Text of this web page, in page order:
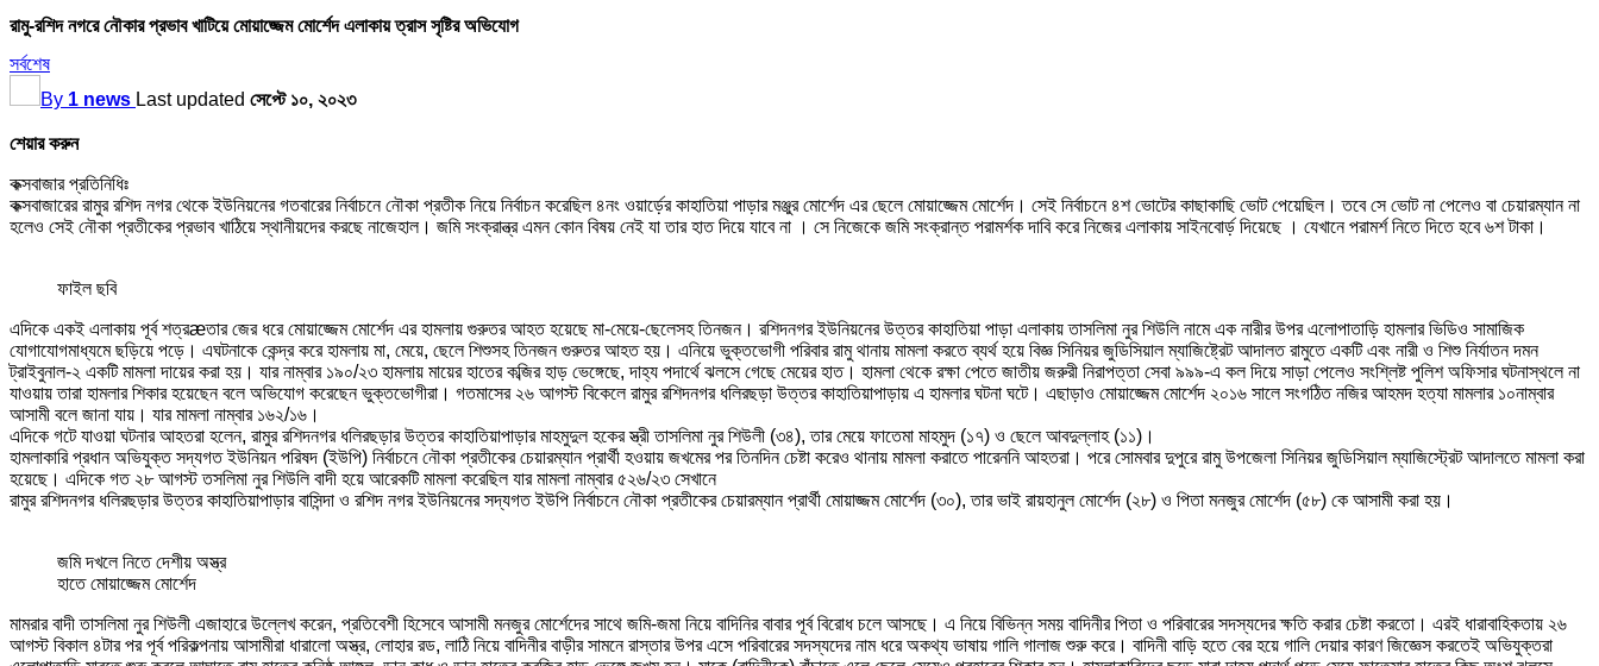
রামু-রশিদ নগরে নৌকার প্রভাব খাটিয়ে মোয়াজ্জেম মোর্শেদ এলাকায় ত্রাস সৃষ্টির অভিযোগ
সর্বশেষ
By 1 news Last updated সেপ্টে ১০, ২০২৩
শেয়ার করুন
কক্সবাজার প্রতিনিধিঃ
কক্সবাজারের রামুর রশিদ নগর থেকে ইউনিয়নের গতবারের নির্বাচনে নৌকা প্রতীক নিয়ে নির্বাচন করেছিল ৪নং ওয়ার্ড়ের কাহাতিয়া পাড়ার মঞ্জুর মোর্শেদ এর ছেলে মোয়াজ্জেম মোর্শেদ। সেই নির্বাচনে ৪শ ভোটের কাছাকাছি ভোট পেয়েছিল। তবে সে ভোট না পেলেও বা চেয়ারম্যান না
হলেও সেই নৌকা প্রতীকের প্রভাব খাঠিয়ে স্থানীয়দের করছে নাজেহাল। জমি সংক্রান্ত্র এমন কোন বিষয় নেই যা তার হাত দিয়ে যাবে না । সে নিজেকে জমি সংক্রান্ত পরামর্শক দাবি করে নিজের এলাকায় সাইনবোর্ড় দিয়েছে । যেখানে পরামর্শ নিতে দিতে হবে ৬শ টাকা।
ফাইল ছবি
এদিকে একই এলাকায় পূর্ব শত্রæতার জের ধরে মোয়াজ্জেম মোর্শেদ এর হামলায় গুরুতর আহত হয়েছে মা-মেয়ে-ছেলেসহ তিনজন। রশিদনগর ইউনিয়নের উত্তর কাহাতিয়া পাড়া এলাকায় তাসলিমা নুর শিউলি নামে এক নারীর উপর এলোপাতাড়ি হামলার ভিডিও সামাজিক
যোগাযোগমাধ্যমে ছড়িয়ে পড়ে। এঘটনাকে কেন্দ্র করে হামলায় মা, মেয়ে, ছেলে শিশুসহ তিনজন গুরুতর আহত হয়। এনিয়ে ভুক্তভোগী পরিবার রামু থানায় মামলা করতে ব্যর্থ হয়ে বিজ্ঞ সিনিয়র জুডিসিয়াল ম্যাজিষ্ট্রেট আদালত রামুতে একটি এবং নারী ও শিশু নির্যাতন দমন
ট্রাইবুনাল-২ একটি মামলা দায়ের করা হয়। যার নাম্বার ১৯০/২৩ হামলায় মায়ের হাতের কব্জির হাড় ভেঙ্গেছে, দাহ্য পদার্থে ঝলসে গেছে মেয়ের হাত। হামলা থেকে রক্ষা পেতে জাতীয় জরুরী নিরাপত্তা সেবা ৯৯৯-এ কল দিয়ে সাড়া পেলেও সংশ্লিষ্ট পুলিশ অফিসার ঘটনাস্থলে না
যাওয়ায় তারা হামলার শিকার হয়েছেন বলে অভিযোগ করেছেন ভুক্তভোগীরা। গতমাসের ২৬ আগস্ট বিকেলে রামুর রশিদনগর ধলিরছড়া উত্তর কাহাতিয়াপাড়ায় এ হামলার ঘটনা ঘটে। এছাড়াও মোয়াজ্জেম মোর্শেদ ২০১৬ সালে সংগঠিত নজির আহমদ হত্যা মামলার ১০নাম্বার
আসামী বলে জানা যায়। যার মামলা নাম্বার ১৬২/১৬।
এদিকে গটে যাওয়া ঘটনার আহতরা হলেন, রামুর রশিদনগর ধলিরছড়ার উত্তর কাহাতিয়াপাড়ার মাহমুদুল হকের স্ত্রী তাসলিমা নুর শিউলী (৩৪), তার মেয়ে ফাতেমা মাহমুদ (১৭) ও ছেলে আবদুল্লাহ (১১)।
হামলাকারি প্রধান অভিযুক্ত সদ্যগত ইউনিয়ন পরিষদ (ইউপি) নির্বাচনে নৌকা প্রতীকের চেয়ারম্যান প্রার্থী হওয়ায় জখমের পর তিনদিন চেষ্টা করেও থানায় মামলা করাতে পারেননি আহতরা। পরে সোমবার দুপুরে রামু উপজেলা সিনিয়র জুডিসিয়াল ম্যাজিস্ট্রেট আদালতে মামলা করা
হয়েছে। এদিকে গত ২৮ আগস্ট তসলিমা নুর শিউলি বাদী হয়ে আরেকটি মামলা করেছিল যার মামলা নাম্বার ৫২৬/২৩ সেখানে
রামুর রশিদনগর ধলিরছড়ার উত্তর কাহাতিয়াপাড়ার বাসিন্দা ও রশিদ নগর ইউনিয়নের সদ্যগত ইউপি নির্বাচনে নৌকা প্রতীকের চেয়ারম্যান প্রার্থী মোয়াজ্জম মোর্শেদ (৩০), তার ভাই রায়হানুল মোর্শেদ (২৮) ও পিতা মনজুর মোর্শেদ (৫৮) কে আসামী করা হয়।
জমি দখলে নিতে দেশীয় অস্ত্র
হাতে মোয়াজ্জেম মোর্শেদ
মামরার বাদী তাসলিমা নুর শিউলী এজাহারে উল্লেখ করেন, প্রতিবেশী হিসেবে আসামী মনজুর মোর্শেদের সাথে জমি-জমা নিয়ে বাদিনির বাবার পূর্ব বিরোধ চলে আসছে। এ নিয়ে বিভিন্ন সময় বাদিনীর পিতা ও পরিবারের সদস্যদের ক্ষতি করার চেষ্টা করতো। এরই ধারাবাহিকতায় ২৬
আগস্ট বিকাল ৪টার পর পূর্ব পরিকল্পনায় আসামীরা ধারালো অস্ত্র, লোহার রড, লাঠি নিয়ে বাদিনীর বাড়ীর সামনে রাস্তার উপর এসে পরিবারের সদস্যদের নাম ধরে অকথ্য ভাষায় গালি গালাজ শুরু করে। বাদিনী বাড়ি হতে বের হয়ে গালি দেয়ার কারণ জিজ্ঞেস করতেই অভিযুক্তরা